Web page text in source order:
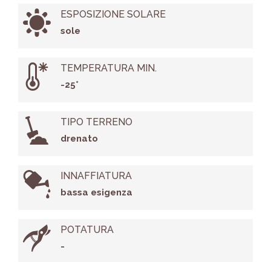
ESPOSIZIONE SOLARE
sole
TEMPERATURA MIN.
-25°
TIPO TERRENO
drenato
INNAFFIATURA
bassa esigenza
POTATURA
-